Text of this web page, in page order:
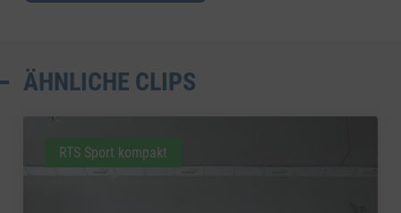
ÄHNLICHE CLIPS
RTS Sport kompakt